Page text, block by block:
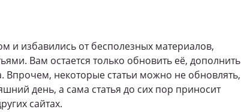
и избавились от бесполезных материалов,
Вам остается только обновить её, дополнить
Впрочем, некоторые статьи можно не обновлять,
день, а сама статья до сих пор приносит
сайтах.